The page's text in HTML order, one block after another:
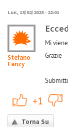
Lun, 13/02/2023 - 22:01
Stefano
Fanzy
Mi
Grazie
+1
Torna Su